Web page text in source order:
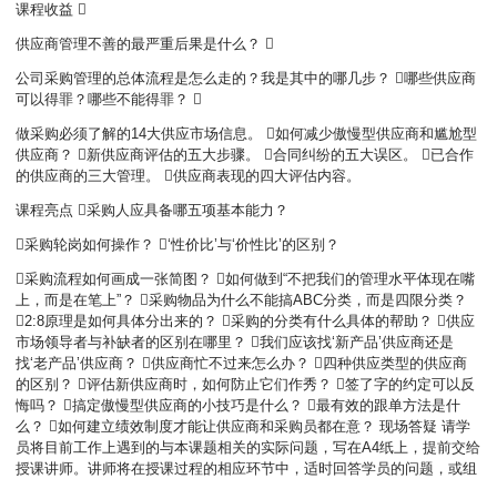
课程收益 
供应商管理不善的最严重后果是什么？ 
公司采购管理的总体流程是怎么走的？我是其中的哪几步？ 哪些供应商
可以得罪？哪些不能得罪？ 
做采购必须了解的14大供应市场信息。 如何减少傲慢型供应商和尴尬型
供应商？ 新供应商评估的五大步骤。 合同纠纷的五大误区。 已合作
的供应商的三大管理。 供应商表现的四大评估内容。
课程亮点 采购人应具备哪五项基本能力？
采购轮岗如何操作？ ‘性价比’与‘价性比’的区别？
采购流程如何画成一张简图？ 如何做到“不把我们的管理水平体现在嘴
上，而是在笔上”？ 采购物品为什么不能搞ABC分类，而是四限分类？
2:8原理是如何具体分出来的？ 采购的分类有什么具体的帮助？ 供应
市场领导者与补缺者的区别在哪里？ 我们应该找‘新产品’供应商还是
找‘老产品’供应商？ 供应商忙不过来怎么办？ 四种供应类型的供应商
的区别？ 评估新供应商时，如何防止它们作秀？ 签了字的约定可以反
悔吗？ 搞定傲慢型供应商的小技巧是什么？ 最有效的跟单方法是什
么？ 如何建立绩效制度才能让供应商和采购员都在意？ 现场答疑 请学
员将目前工作上遇到的与本课题相关的实际问题，写在A4纸上，提前交给
授课讲师。讲师将在授课过程的相应环节中，适时回答学员的问题，或组